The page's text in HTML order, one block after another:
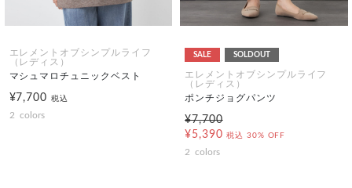
エレメントオブシンプルライフ
（レディス）
マシュマロチュニックベスト
¥7,700税込
2 colors
SALE SOLDOUT
エレメントオブシンプルライフ
（レディス）
ポンチジョグパンツ
¥7,700
¥5,390 税込 30% OFF
2 colors